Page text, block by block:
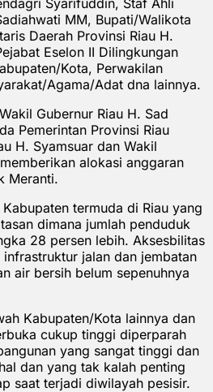
MM, Bupati/Walikota
Daerah Provinsi Riau H.
Eselon II Dilingkungan
Kota, Perwakilan
Agama/Adat dna lainnya.
Gubernur Riau H. Sad
Pemerintan Provinsi Riau
H. Syamsuar dan Wakil
alokasi anggaran
Meranti.
termuda di Riau yang
dimana jumlah penduduk
28 persen lebih. Aksesbilitas
jalan dan jembatan
air bersih belum sepenuhnya
Kabupaten/Kota lainnya dan
cukup tinggi diperparah
yang sangat tinggi dan
dan yang tak kalah penting
saat terjadi diwilayah pesisir.